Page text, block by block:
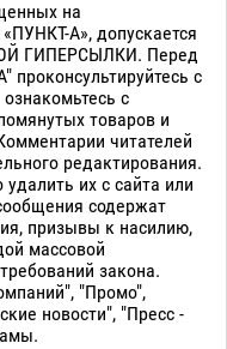
на
А», допускается
ГИПЕРСЫЛКИ. Перед
проконсультируйтесь с
с
товаров и
читателей
редактирования.
их с сайта или
содержат
призывы к насилию,
массовой
закона.
"Промо",
новости", "Пресс -